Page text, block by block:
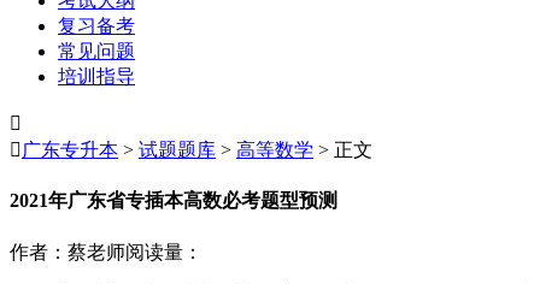
复习备考
常见问题
培训指导

 广东专升本 > 试题题库 > 高等数学 > 正文
2021年广东省专插本高数必考题型预测
作者：蔡老师阅读量：